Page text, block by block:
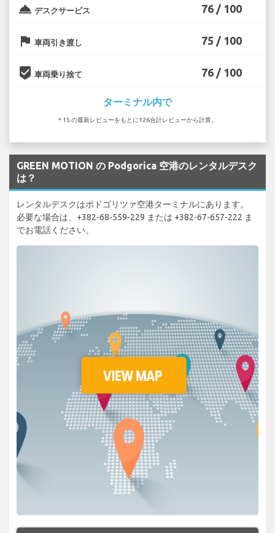
room_service デスクサービス 76 / 100
flag 車両引き渡し 75 / 100
beenhere 車両乗り捨て 76 / 100
ターミナル内で
* 15 の最新レビューをもとに126合計レビューから計算。
GREEN MOTION の Podgorica 空港のレンタルデスク
は？
レンタルデスクはポドゴリツァ空港ターミナルにあります。
必要な場合は、+382-68-559-229 または +382-67-657-222 ま
でお電話ください。